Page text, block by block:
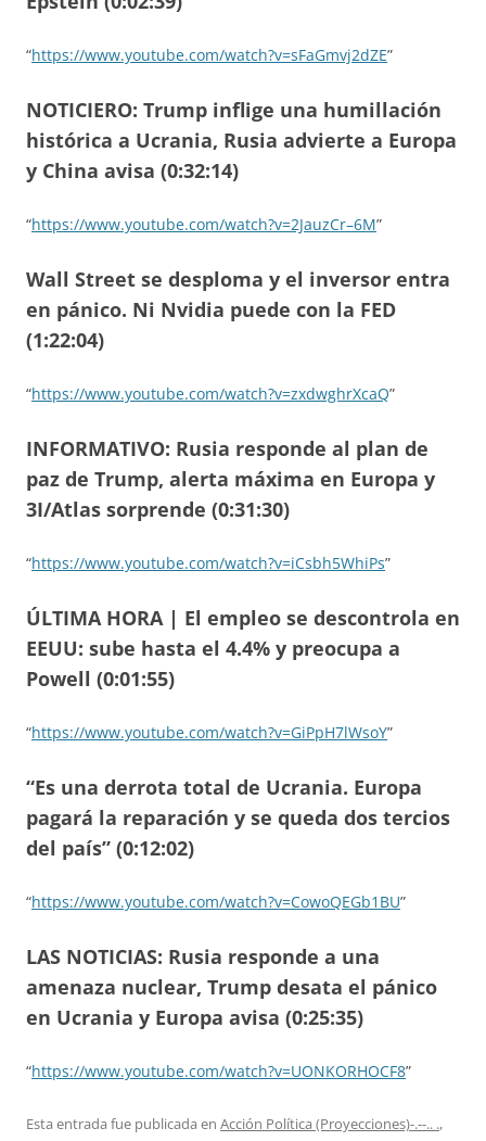
“https://www.youtube.com/watch?v=sFaGmvj2dZE”
NOTICIERO: Trump inflige una humillación
histórica a Ucrania, Rusia advierte a Europa
y China avisa (0:32:14)
“https://www.youtube.com/watch?v=2JauzCr–6M”
Wall Street se desploma y el inversor entra
en pánico. Ni Nvidia puede con la FED
(1:22:04)
“https://www.youtube.com/watch?v=zxdwghrXcaQ”
INFORMATIVO: Rusia responde al plan de
paz de Trump, alerta máxima en Europa y
3I/Atlas sorprende (0:31:30)
“https://www.youtube.com/watch?v=iCsbh5WhiPs”
ÚLTIMA HORA | El empleo se descontrola en
EEUU: sube hasta el 4.4% y preocupa a
Powell (0:01:55)
“https://www.youtube.com/watch?v=GiPpH7lWsoY”
“Es una derrota total de Ucrania. Europa
pagará la reparación y se queda dos tercios
del país” (0:12:02)
“https://www.youtube.com/watch?v=CowoQEGb1BU”
LAS NOTICIAS: Rusia responde a una
amenaza nuclear, Trump desata el pánico
en Ucrania y Europa avisa (0:25:35)
“https://www.youtube.com/watch?v=UONKORHOCF8”
Esta entrada fue publicada en Acción Política (Proyecciones)-.--.. .,